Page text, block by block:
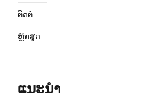
ຕິດຕໍ່
ຫຼັກສູດ
ແນະນຳ